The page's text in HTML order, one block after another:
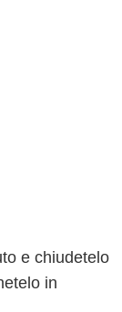
e chiudetelo
in